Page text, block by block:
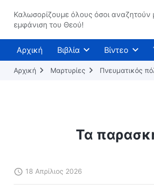
Καλωσορίζουμε όλους όσοι αναζητούν
εμφάνιση του Θεού!
Αρχική Βιβλία Βίντεο
Αρχική Μαρτυρίες Πνευματικός
Τα
18 Απρίλιος 2026